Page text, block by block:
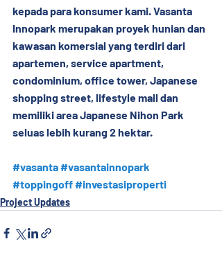
kepada para konsumer kami. Vasanta
Innopark merupakan proyek hunian dan
kawasan komersial yang terdiri dari
apartemen, service apartment,
condominium, office tower, Japanese
shopping street, lifestyle mall dan
memiliki area Japanese Nihon Park
seluas lebih kurang 2 hektar.
#vasanta#vasantainnopark
#toppingoff#investasiproperti
Project Updates